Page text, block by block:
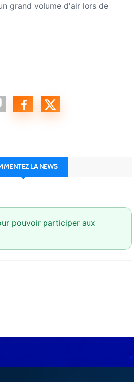
grand volume d'air lors de
LA NEWS
pouvoir participer aux